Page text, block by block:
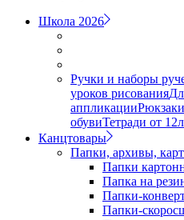
Школа 2026
Ручки и наборы
уроков рисования
аппликации
обувиТетради от
Канцтовары
Папки, архивы,
Папки
Папка на
Папки-
Папки-